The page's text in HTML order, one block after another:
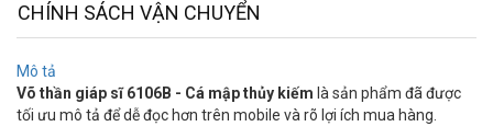
CHÍNH SÁCH VẬN CHUYỂN
Mô tả
Võ thần giáp sĩ 6106B - Cá mập thủy kiếm là sản phẩm đã được
tối ưu mô tả để dễ đọc hơn trên mobile và rõ lợi ích mua hàng.